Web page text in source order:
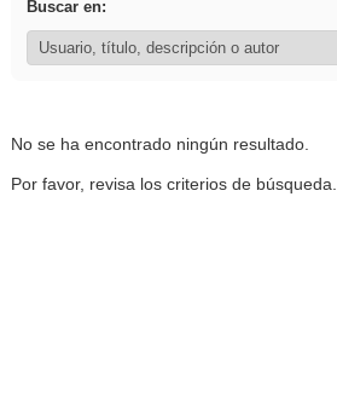
Buscar en:
No se ha encontrado ningún resultado.
Por favor, revisa los criterios de búsqueda.